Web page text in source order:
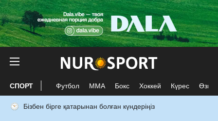
СПОРТ Футбол ММА Бокс Хоккей Күрес Өзге
Бізбен бірге қатарынан болған күндеріңіз